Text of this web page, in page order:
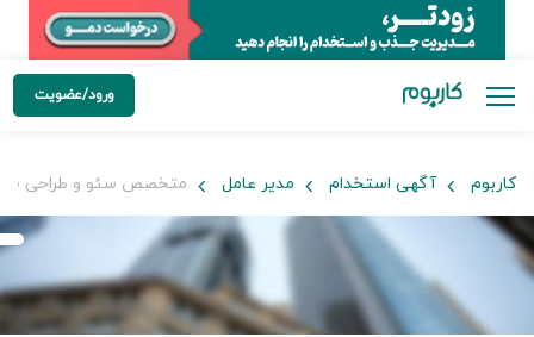
ورود/عضویت
کاربوم آگهی استخدام مدیر عامل متخصص سئو و طراحی